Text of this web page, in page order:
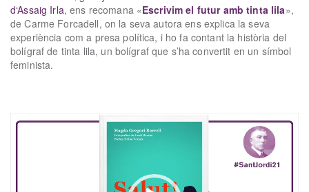
d‘Assaig Irla, ens recomana «Escrivim el futur amb tinta lila»,
de Carme Forcadell, on la seva autora ens explica la seva
experiència com a presa política, i ho fa contant la història del
bolígraf de tinta lila, un bolígraf que s’ha convertit en un símbol
feminista.
de